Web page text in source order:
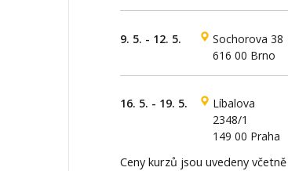
9. 5. - 12. 5.
Sochorova 38
616 00 Brno
16. 5. - 19. 5.
Líbalova
2348/1
149 00 Praha
Ceny kurzů jsou uvedeny